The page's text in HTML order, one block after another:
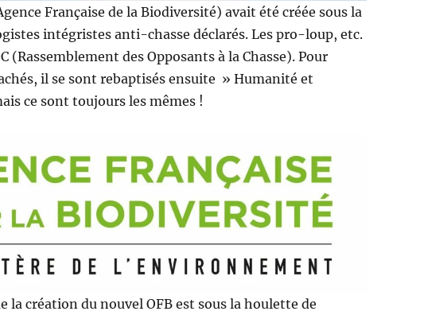
Française de la Biodiversité) avait été créée sous la
intégristes anti-chasse déclarés. Les pro-loup, etc.
(Rassemblement des Opposants à la Chasse). Pour
il se sont rebaptisés ensuite » Humanité et
ce sont toujours les mêmes !
la création du nouvel OFB est sous la houlette de